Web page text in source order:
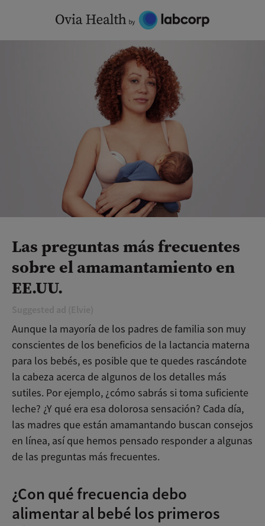
content
Las preguntas más frecuentes
sobre el amamantamiento en
EE.UU.
Aunque la mayoría de los padres de familia son muy
conscientes de los beneficios de la lactancia materna
para los bebés, es posible que te quedes rascándote
la cabeza acerca de algunos de los detalles más
sutiles. Por ejemplo, ¿cómo sabrás si toma suficiente
leche? ¿Y qué era esa dolorosa sensación? Cada día,
las madres que están amamantando buscan consejos
en línea, así que hemos pensado responder a algunas
de las preguntas más frecuentes.
¿Con qué frecuencia debo
alimentar al bebé los primeros